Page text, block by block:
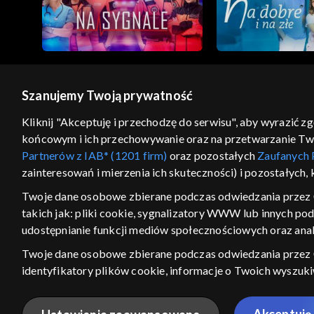
2001–2100
1701–1800
1601–1700
1501–1600
1401–1500
1301–1400
ŁĄCZYSZ SIĘ SPOZA
Kraj, z którego się łączysz, to
w związku z czym część tytułów
materiały możesz
regulamin serwisu cennik polityka prywatności
Szanujemy Twoją prywatność
Kliknij "Akceptuję i przechodzę do serwisu", aby wyrazić
końcowym i ich przechowywanie oraz na przetwarzanie
Partnerów z IAB* (1201 firm) oraz pozostałych Zaufanych
zainteresowań i mierzenia ich skuteczności) i
Twoje dane osobowe zbierane podczas odwiedzania przez
takich jak: pliki cookie, sygnalizatory WWW lub innych
udostępnianie funkcji mediów społecznościowych oraz
Twoje dane osobowe zbierane podczas odwiedzania
identyfikatory plików cookie, informacje o Twoich
wyboru spersonalizowanych reklam, tworzenia profilu